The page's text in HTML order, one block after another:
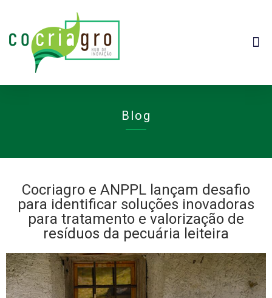
Blog
Cocriagro e ANPPL lançam desafio
para identificar soluções inovadoras
para tratamento e valorização de
resíduos da pecuária leiteira